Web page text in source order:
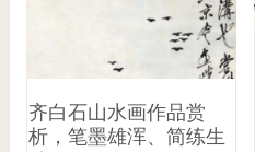
齐白石山水画作品赏
析，笔墨雄浑、简练生